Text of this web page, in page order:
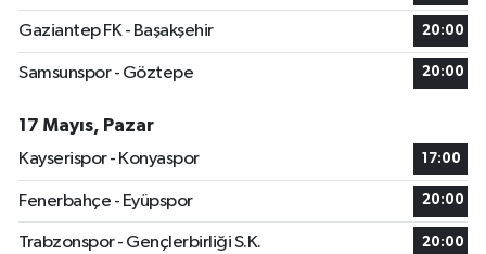
Gaziantep FK - Başakşehir 20:00
Samsunspor - Göztepe 20:00
17 Mayıs, Pazar
Kayserispor - Konyaspor
17:00
Fenerbahçe - Eyüpspor 20:00
Trabzonspor - Gençlerbirliği S.K. 20:00